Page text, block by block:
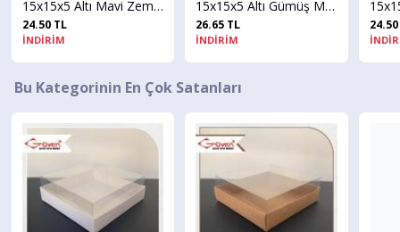
15x15x5 Altı Mavi Zemin Beyaz Puantiyeli Karton, Üstü Asetat Kutu 15x15x5 Altı Gümüş Metalize Karton Üstü Asetat Kutu
Bu Kategorinin En Çok Satanları